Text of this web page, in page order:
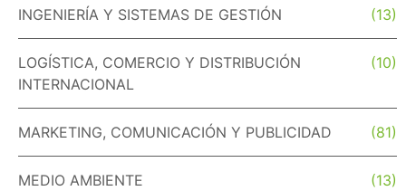
INGENIERÍA Y SISTEMAS DE GESTIÓN (13)
LOGÍSTICA, COMERCIO Y DISTRIBUCIÓN
INTERNACIONAL
(10)
MARKETING, COMUNICACIÓN Y PUBLICIDAD (81)
MEDIO AMBIENTE (13)